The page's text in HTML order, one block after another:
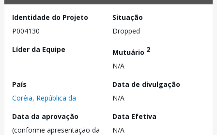
Identidade do Projeto
P004130
Situação
Dropped
Líder da Equipe
Mutuário 2
N/A
País
Coréia, República da
Data de divulgação
N/A
Data da aprovação
(conforme apresentação da
Data Efetiva
N/A